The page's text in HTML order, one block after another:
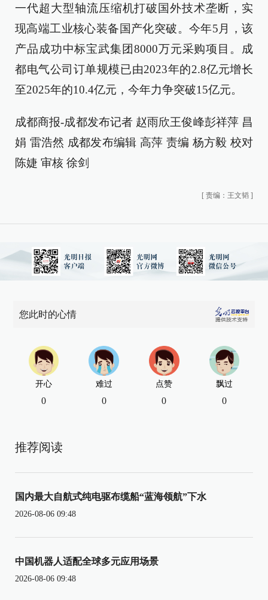
一代超大型轴流压缩机打破国外技术垄断，实
现高端工业核心装备国产化突破。今年5月，该
产品成功中标宝武集团8000万元采购项目。成
都电气公司订单规模已由2023年的2.8亿元增长
至2025年的10.4亿元，今年力争突破15亿元。
成都商报-成都发布记者 赵雨欣王俊峰彭祥萍 昌
娟 雷浩然 成都发布编辑 高萍 责编 杨方毅 校对
陈婕 审核 徐剑
[ 责编：王文韬 ]
您此时的心情
开心
0
难过
0
点赞
0
飘过
0
推荐阅读
国内最大自航式纯电驱布缆船“蓝海领航”下水
2026-08-06 09:48
中国机器人适配全球多元应用场景
2026-08-06 09:48